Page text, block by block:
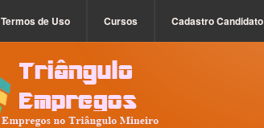
Termos de Uso Cursos Cadastro Candidato